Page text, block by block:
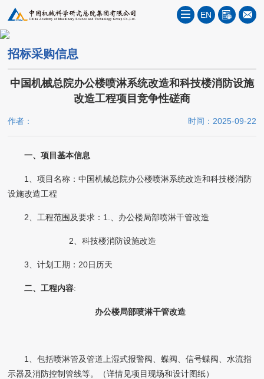
EN
招标采购信息
中国机械总院办公楼喷淋系统改造和科技楼消防设施
改造工程项目竞争性磋商
作者： 时间：2025-09-22
一、项目基本信息
1、项目名称：中国机械总院办公楼喷淋系统改造和科技楼消防
设施改造工程
2、工程范围及要求：1.、办公楼局部喷淋干管改造
2、科技楼消防设施改造
3、计划工期：20日历天
二、工程内容:
办公楼局部喷淋干管改造
1、包括喷淋管及管道上湿式报警阀、蝶阀、信号蝶阀、水流指
示器及消防控制管线等。（详情见项目现场和设计图纸）